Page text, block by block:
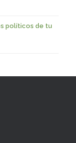
políticos de tu